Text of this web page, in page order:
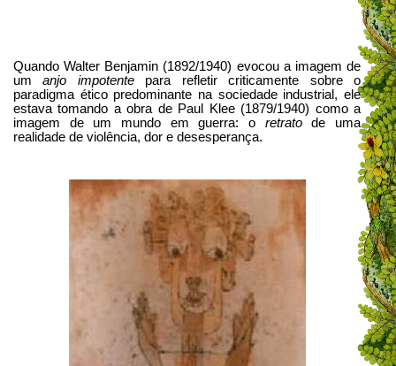
Quando Walter Benjamin (1892/1940) evocou a imagem de
umanjo impotentepara refletir criticamente sobre o
paradigma ético predominante na sociedade industrial, ele
estava tomando a obra de Paul Klee (1879/1940) como a
imagem de um mundo em guerra: o retratode uma
realidade de violência, dor e desesperança.